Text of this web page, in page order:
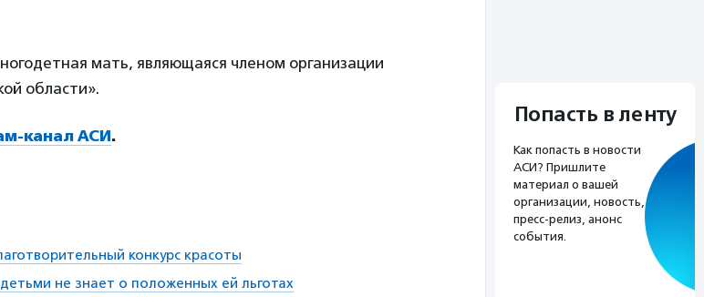
мать, являющаяся членом организации
области».
канал АСИ.
конкурс красоты
не знает о положенных ей льготах
Попасть в ленту
Как попасть в новости
АСИ? Пришлите
материал о вашей
организации, новость,
пресс-релиз, анонс
события.